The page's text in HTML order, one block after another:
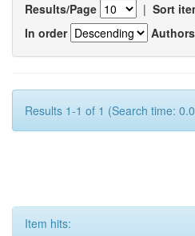
Results/Page | Sort
In order
Results 1-1 of 1 (Search time:
Item hits: